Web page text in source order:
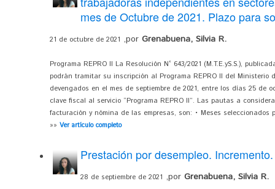
mes de Octubre de 2021. Plazo para
21 de octubre de 2021 ,por Grenabuena, Silvia R.
Programa REPRO II La Resolución N° 643/2021 (M.T.E.yS.S.),
podrán tramitar su inscripción al Programa REPRO II del Ministerio
devengados en el mes de septiembre de 2021, entre los días 25 de
clave fiscal al servicio “Programa REPRO II”. Las pautas a
facturación y nómina de las empresas, son: • Meses seleccionados
»» Ver artículo completo
Prestación por desempleo.
28 de septiembre de 2021 ,por Grenabuena, Silvia R.